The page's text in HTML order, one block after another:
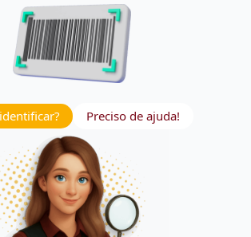
Preciso de ajuda!